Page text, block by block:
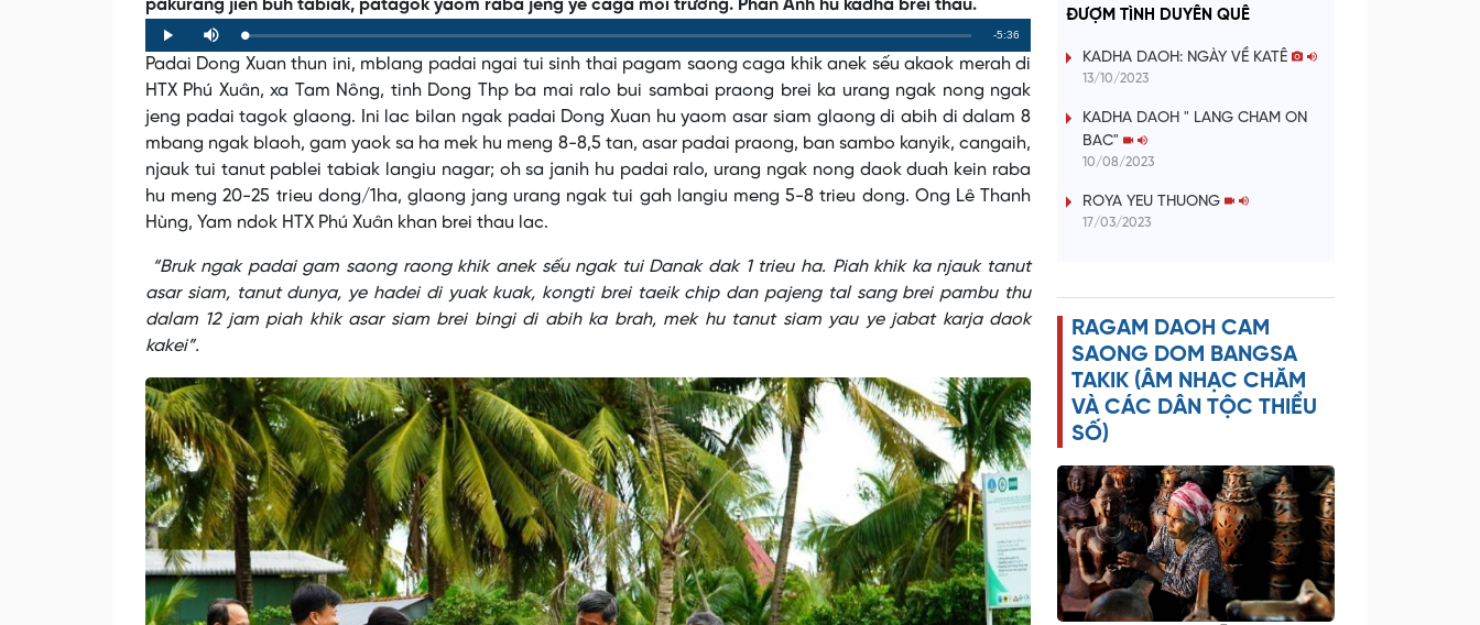
pakurang jien buh tabiak, patagok yaom raba jeng ye caga môi trường. Phan Ánh hu kadha brei thau.
Play Mute Loaded:
0%
Progress:
0%
Remaining
Time
-5:36
Padai Dong Xuan thun ini, mblang padai ngai tui sinh thai pagam saong caga khik anek sếu akaok merah di
HTX Phú Xuân, xa Tam Nông, tinh Dong Thp ba mai ralo bui sambai praong brei ka urang ngak nong ngak
jeng padai tagok glaong. Ini lac bilan ngak padai Dong Xuan hu yaom asar siam glaong di abih di dalam 8
mbang ngak blaoh, gam yaok sa ha mek hu meng 8-8,5 tan, asar padai praong, ban sambo kanyik, cangaih,
njauk tui tanut pablei tabiak langiu nagar; oh sa janih hu padai ralo, urang ngak nong daok duah kein raba
hu meng 20-25 trieu dong/1ha, glaong jang urang ngak tui gah langiu meng 5-8 trieu dong. Ong Lê Thanh
Hùng, Yam ndok HTX Phú Xuân khan brei thau lac.
“Bruk ngak padai gam saong raong khik anek sếu ngak tui Danak dak 1 trieu ha. Piah khik ka njauk tanut
asar siam, tanut dunya, ye hadei di yuak kuak, kongti brei taeik chip dan pajeng tal sang brei pambu thu
dalam 12 jam piah khik asar siam brei bingi di abih ka brah, mek hu tanut siam yau ye jabat karja daok
kakei”.
a
y
V
d
o
ĐƯỢM TÌNH DUYÊN QUÊ
KADHA DAOH: NGÀY VỀ KATÊ
13/10/2023
KADHA DAOH " LANG CHAM ON
BAC"
10/08/2023
ROYA YEU THUONG
17/03/2023
RAGAM DAOH CAM
SAONG DOM BANGSA
TAKIK (ÂM NHẠC CHĂM
VÀ CÁC DÂN TỘC THIỂU
SỐ)